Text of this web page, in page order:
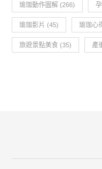
瑜珈動作圖解 (266)
瑜珈影片 (45) 瑜珈心
旅遊景點美食 (35) 產